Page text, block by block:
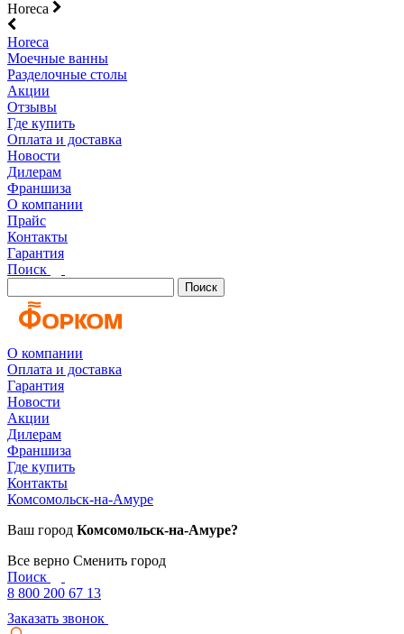
Horeca
Horeca
Моечные ванны
Разделочные столы
Акции
Отзывы
Где купить
Оплата и доставка
Новости
Дилерам
Франшиза
О компании
Прайс
Контакты
Гарантия
Поиск
Поиск
О компании
Оплата и доставка
Гарантия
Новости
Акции
Дилерам
Франшиза
Где купить
Контакты
Комсомольск-на-Амуре
Ваш город Комсомольск-на-Амуре?
Все верно Сменить город
Поиск
8 800 200 67 13
Заказать звонок